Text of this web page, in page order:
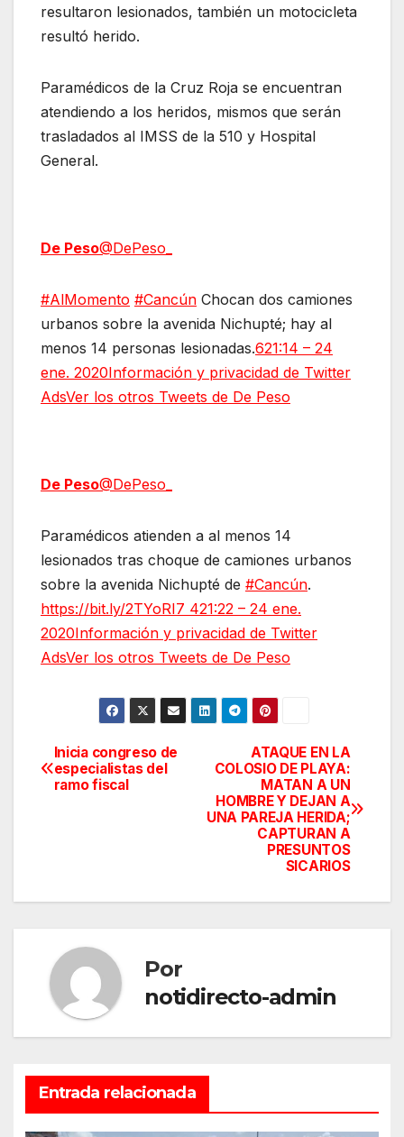
resultaron lesionados, también un motocicleta
resultó herido.
Paramédicos de la Cruz Roja se encuentran
atendiendo a los heridos, mismos que serán
trasladados al IMSS de la 510 y Hospital
General.
De Peso@DePeso_
#AlMomento #Cancún Chocan dos camiones
urbanos sobre la avenida Nichupté; hay al
menos 14 personas lesionadas.621:14 – 24
ene. 2020Información y privacidad de Twitter
AdsVer los otros Tweets de De Peso
De Peso@DePeso_
Paramédicos atienden a al menos 14
lesionados tras choque de camiones urbanos
sobre la avenida Nichupté de #Cancún.
https://bit.ly/2TYoRI7 421:22 – 24 ene.
2020Información y privacidad de Twitter
AdsVer los otros Tweets de De Peso
Navegación
de
ATAQUE EN LA
COLOSIO DE PLAYA:
MATAN A UN
HOMBRE Y DEJAN A
UNA PAREJA HERIDA;
CAPTURAN A
PRESUNTOS
SICARIOS
Inicia congreso de
especialistas del
ramo fiscal
Por
notidirecto-admin
Entrada relacionada